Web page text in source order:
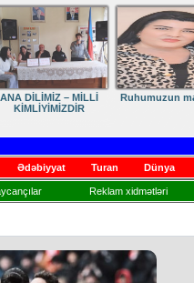
ANA DİLİMİZ – MİLLİ
KİMLİYİMİZDİR
Ruhumuzun
Ədəbiyyat Turan Dünya
Reklam xidmətləri